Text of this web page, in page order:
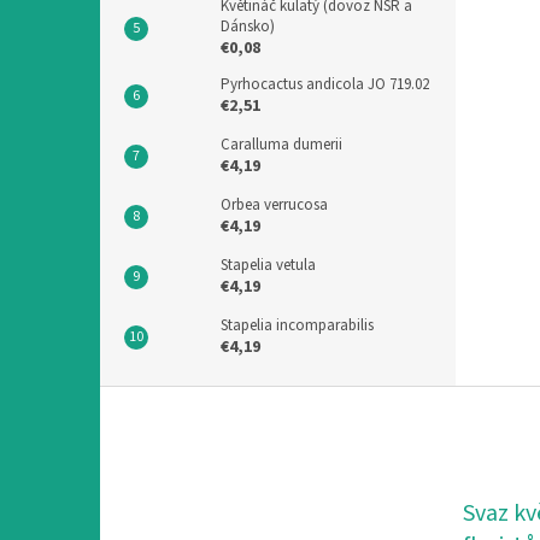
Květináč kulatý (dovoz NSR a
Dánsko)
€0,08
Pyrhocactus andicola JO 719.02
€2,51
Caralluma dumerii
€4,19
Orbea verrucosa
€4,19
Stapelia vetula
€4,19
Stapelia incomparabilis
€4,19
Svaz